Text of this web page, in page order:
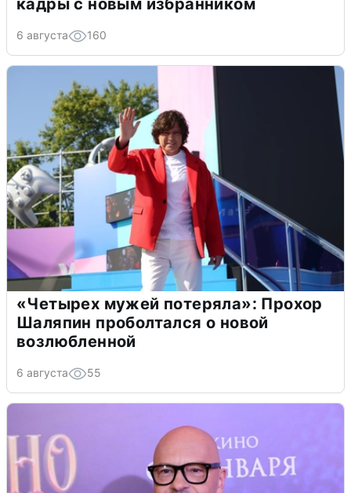
кадры с новым избранником
6 августа 160
«Четырех мужей потеряла»: Прохор
Шаляпин проболтался о новой
возлюбленной
6 августа 55